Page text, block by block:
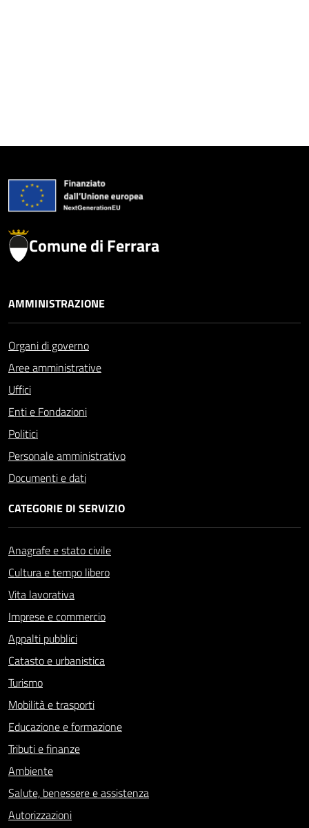
Comune di Ferrara
AMMINISTRAZIONE
Organi di governo
Aree amministrative
Uffici
Enti e Fondazioni
Politici
Personale amministrativo
Documenti e dati
CATEGORIE DI SERVIZIO
Anagrafe e stato civile
Cultura e tempo libero
Vita lavorativa
Imprese e commercio
Appalti pubblici
Catasto e urbanistica
Turismo
Mobilità e trasporti
Educazione e formazione
Tributi e finanze
Ambiente
Salute, benessere e assistenza
Autorizzazioni